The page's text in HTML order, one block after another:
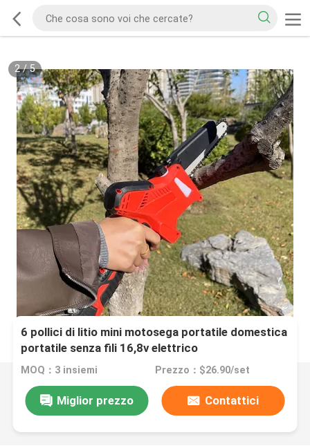
3/5
6 pollici di litio mini motosega portatile domestica
portatile senza fili 16,8v elettrico
MOQ：3 insiemi Prezzo：$26.90/set
Miglior prezzo Contattici